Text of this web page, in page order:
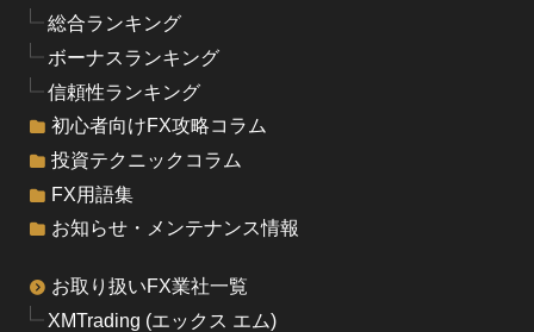
総合ランキング
ボーナスランキング
信頼性ランキング
初心者向けFX攻略コラム
投資テクニックコラム
FX用語集
お知らせ・メンテナンス情報
お取り扱いFX業社一覧
XMTrading (エックス エム)